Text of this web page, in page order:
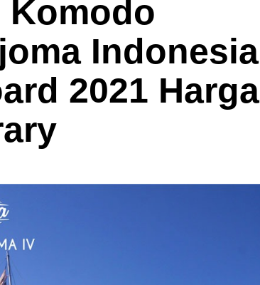
Komodo
Indonesia
2021 Harga